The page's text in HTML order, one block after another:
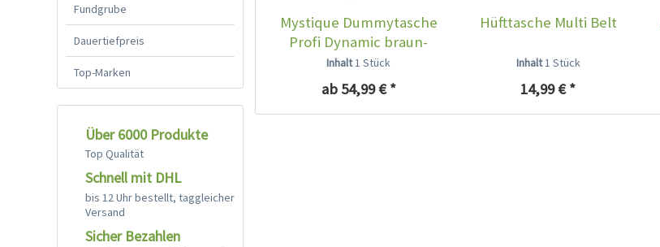
Fundgrube
Dauertiefpreis
Top-Marken
Über 6000 Produkte
Top Qualität
Schnell mit DHL
bis 12 Uhr bestellt, taggleicher
Versand
Sicher Bezahlen
Mystique Dummytasche
Profi Dynamic braun-
schwarz
Inhalt1 Stück
ab 54,99 € *
Hüfttasche Multi Belt
Inhalt1 Stück
14,99 € *